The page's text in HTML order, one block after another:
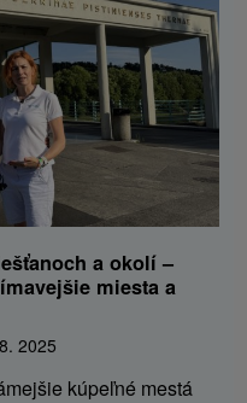
a okolí –
miesta a
2025
kúpeľné mestá